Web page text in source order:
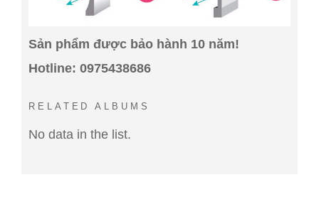
Sản phẩm được bảo hành 10 năm!
Hotline: 0975438686
RELATED ALBUMS
No data in the list.